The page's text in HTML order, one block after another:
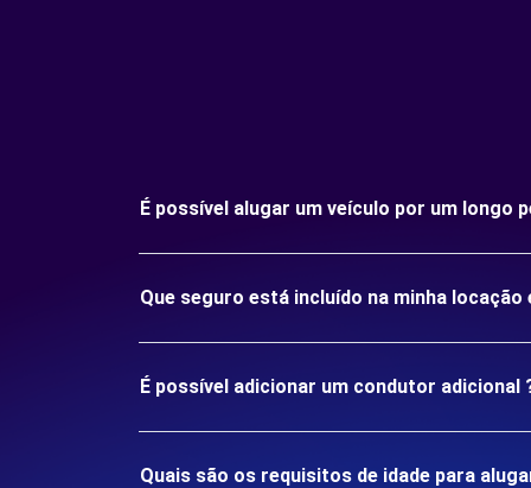
É possível alugar um veículo por um longo
Que seguro está incluído na minha locação
É possível adicionar um condutor adicional
Quais são os requisitos de idade para